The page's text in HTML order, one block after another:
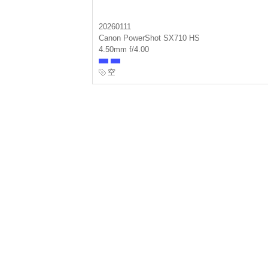
20260111
Canon PowerShot SX710 HS
4.50mm f/4.00
空